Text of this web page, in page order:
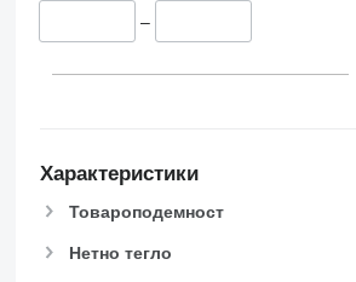
–
Характеристики
Товароподемност
Нетно тегло